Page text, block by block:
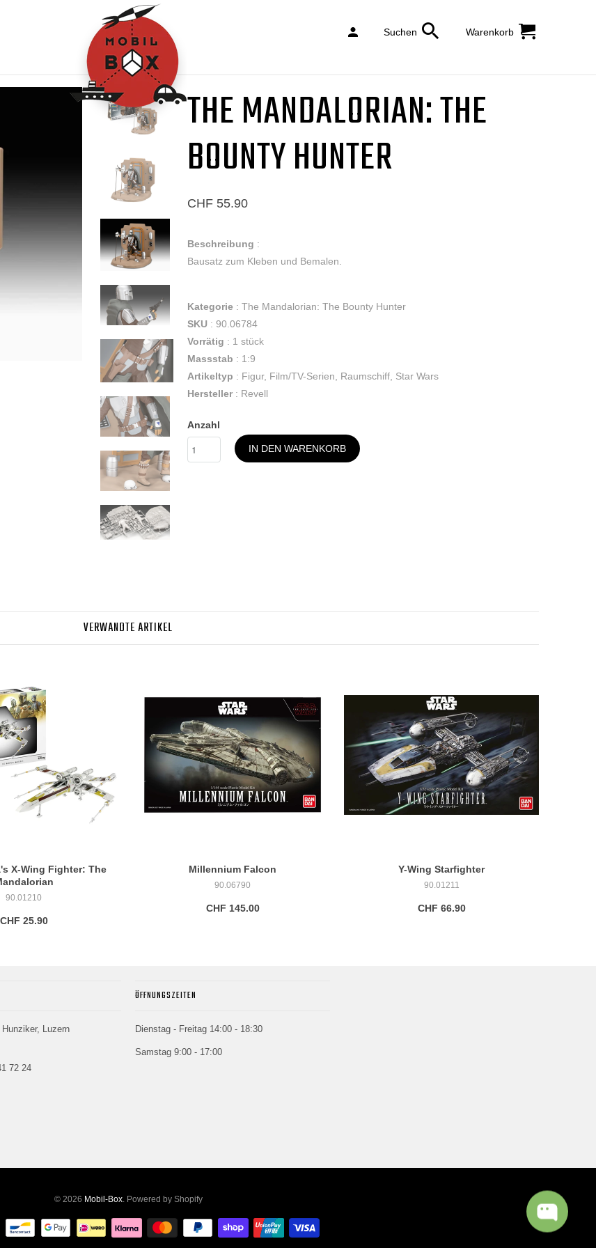
ABBRECHEN
Stichwort
THE MANDALORIAN: THE
BOUNTY HUNTER
CHF 55.90
Beschreibung :
Bausatz zum Kleben und Bemalen.
Kategorie : The Mandalorian: The Bounty Hunter
SKU : 90.06784
Vorrätig : 1 stück
Massstab : 1:9
Artikeltyp : Figur, Film/TV-Serien, Raumschiff, Star Wars
Hersteller : Revell
Anzahl
IN DEN WARENKORB
VERWANDTE ARTIKEL
X-Wing Fighter: The
90.01210
CHF 25.90
Millennium Falcon
90.06790
CHF 145.00
Y-Wing Starfighter
90.01211
CHF 66.90
Hunziker, Luzern
72 24
ÖFFNUNGSZEITEN
Dienstag - Freitag 14:00 - 18:30
Samstag 9:00 - 17:00
© 2026 Mobil-Box. Powered by Shopify
Suchen Warenkorb